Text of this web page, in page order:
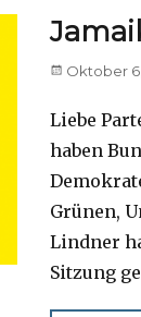
Posted
Oktober 6,
Liebe
haben
Grünen,
Lindner
Sitzung